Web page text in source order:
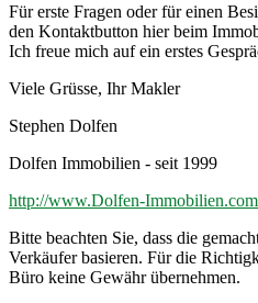
Für erste Fragen oder für einen
den Kontaktbutton hier beim
Ich freue mich auf ein erstes
Viele Grüsse, Ihr Makler
Stephen Dolfen
Dolfen Immobilien - seit 1999
http://www.Dolfen-Immobilien.com
Bitte beachten Sie, dass die
Verkäufer basieren. Für die
Büro keine Gewähr übernehmen.